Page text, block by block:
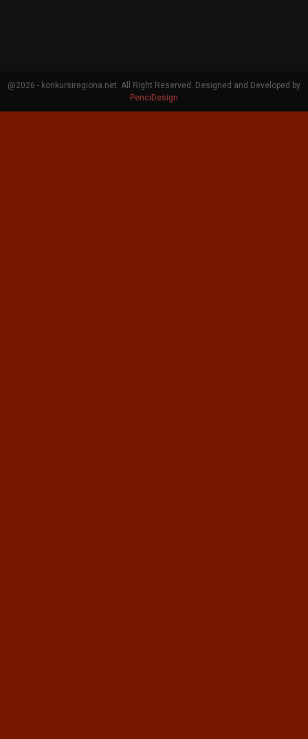
@2026 - konkursiregiona.net. All Right Reserved. Designed and Developed by
PenciDesign